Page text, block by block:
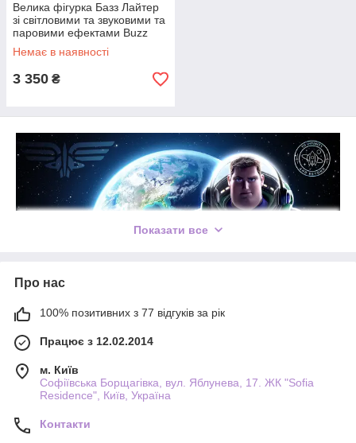
Велика фігурка Базз Лайтер
зі світловими та звуковими та
паровими ефектами Buzz
Lightyear, Disney
Немає в наявності
3 350 ₴
Показати все
Про нас
100% позитивних з 77 відгуків за рік
Працює з 12.02.2014
м. Київ
Софіївська Борщагівка, вул. Яблунева, 17. ЖК "Sofia
Residence", Київ, Україна
Контакти